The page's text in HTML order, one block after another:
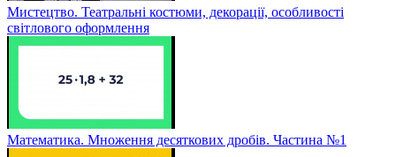
Мистецтво. Театральні костюми, декорації, особливості
світлового оформлення
Математика. Множення десяткових дробів. Частина №1